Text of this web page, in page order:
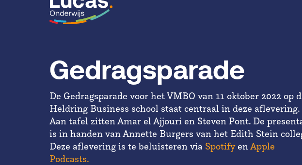
Gedragsparade
De Gedragsparade voor het VMBO van 11 oktober 2022 op
Heldring Business school staat centraal in deze aflevering.
Aan tafel zitten Amar el Ajjouri en Steven Pont. De
is in handen van Annette Burgers van het Edith Stein
Deze aflevering is te beluisteren via Spotifyen Apple
Podcasts.